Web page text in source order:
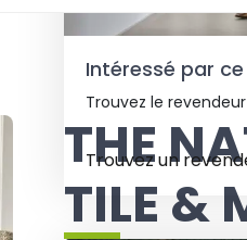
THE
TILE &
Intéressé par
Trouvez le
Trouvez un